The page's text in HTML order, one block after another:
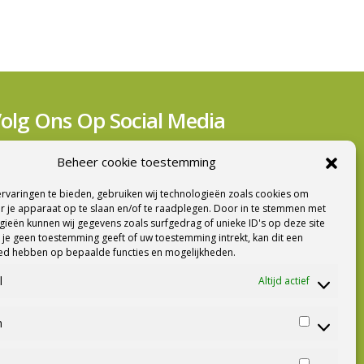
Beheer cookie toestemming
te bieden, gebruiken wij technologieën zoals cookies om
je apparaat op te slaan en/of te raadplegen. Door in te stemmen met
kunnen wij gegevens zoals surfgedrag of unieke ID's op deze site
je geen toestemming geeft of uw toestemming intrekt, kan dit een
hebben op bepaalde functies en mogelijkheden.
Altijd actief
Ons Op Social Media
Ontvangen?